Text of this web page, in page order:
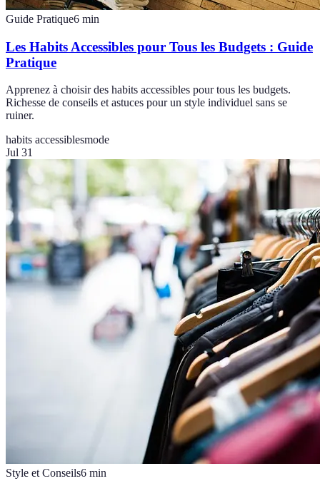
Guide Pratique6 min
Les Habits Accessibles pour Tous les Budgets : Guide
Pratique
Apprenez à choisir des habits accessibles pour tous les budgets.
Richesse de conseils et astuces pour un style individuel sans se
ruiner.
habits accessiblesmode
Jul 31
Style et Conseils6 min